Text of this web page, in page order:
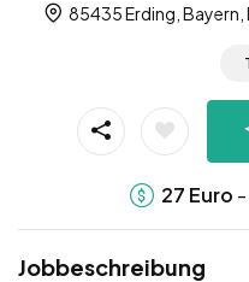
85435 Erding, Bayern,
27 Euro -
Jobbeschreibung